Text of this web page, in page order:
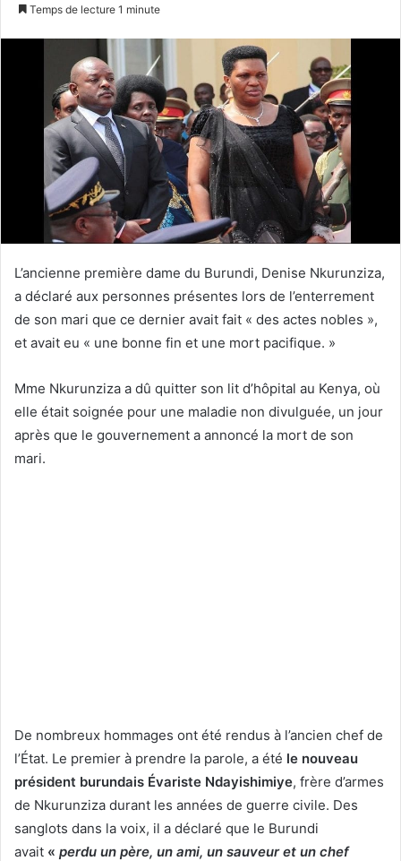
Temps de lecture 1 minute
L’ancienne première dame du Burundi, Denise Nkurunziza,
a déclaré aux personnes présentes lors de l’enterrement
de son mari que ce dernier avait fait « des actes nobles »,
et avait eu « une bonne fin et une mort pacifique. »
Mme Nkurunziza a dû quitter son lit d’hôpital au Kenya, où
elle était soignée pour une maladie non divulguée, un jour
après que le gouvernement a annoncé la mort de son
mari.
De nombreux hommages ont été rendus à l’ancien chef de
l’État. Le premier à prendre la parole, a été le nouveau
président burundais Évariste Ndayishimiye, frère d’armes
de Nkurunziza durant les années de guerre civile. Des
sanglots dans la voix, il a déclaré que le Burundi
avait « perdu un père, un ami, un sauveur et un chef